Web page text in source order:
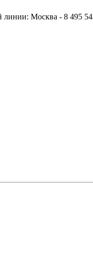
линии: Москва - 8 495